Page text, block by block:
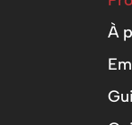
À